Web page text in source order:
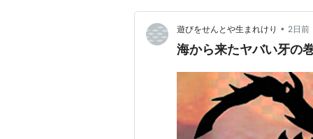
遊びをせんとや生まれけり • 2日前
海から来たヤバい牙の